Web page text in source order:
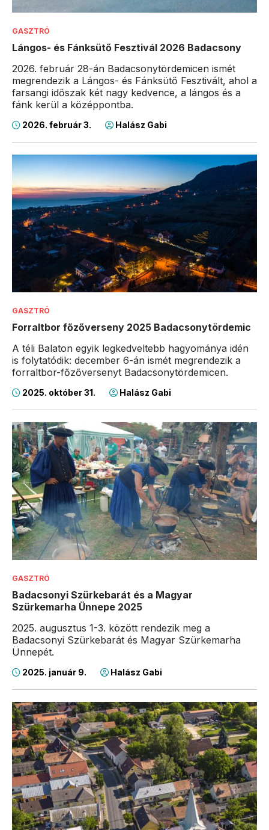
GASZTRÓ
Lángos- és Fánksütő Fesztivál 2026 Badacsony
2026. február 28-án Badacsonytördemicen ismét
megrendezik a Lángos- és Fánksütő Fesztivált, ahol a
farsangi időszak két nagy kedvence, a lángos és a
fánk kerül a középpontba.
2026. február 3. Halász Gabi
GASZTRÓ
Forraltbor főzőverseny 2025 Badacsonytördemic
A téli Balaton egyik legkedveltebb hagyománya idén
is folytatódik: december 6-án ismét megrendezik a
forraltbor-főzőversenyt Badacsonytördemicen.
2025. október 31. Halász Gabi
GASZTRÓ
Badacsonyi Szürkebarát és a Magyar
Szürkemarha Ünnepe 2025
2025. augusztus 1-3. között rendezik meg a
Badacsonyi Szürkebarát és Magyar Szürkemarha
Ünnepét.
2025. január 9. Halász Gabi